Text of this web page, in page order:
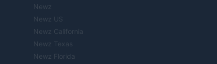
Newz
Newz US
Newz California
Newz Texas
Newz Florida